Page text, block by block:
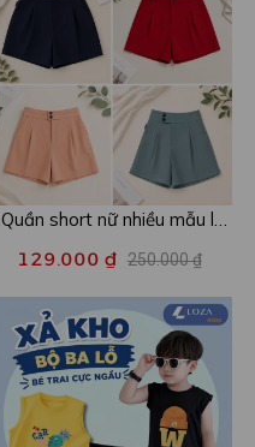
Quần short nữ nhiều mẫu lẻ
còn 99k/c - Loza XA016
129.000 ₫ 250.000 ₫